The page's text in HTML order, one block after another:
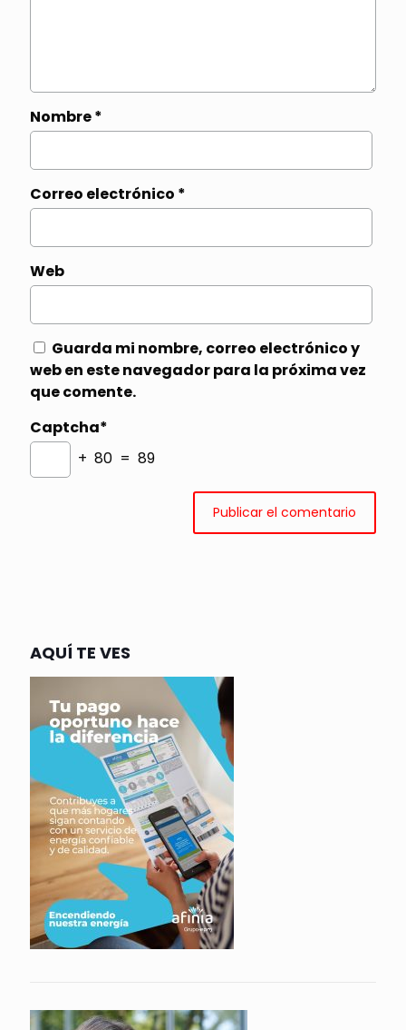
Nombre*
Correo electrónico *
Web
Guarda mi nombre, correo electrónico y
web en este navegador para la próxima vez
que comente.
Captcha*
+ 80 = 89
AQUÍ TE VES